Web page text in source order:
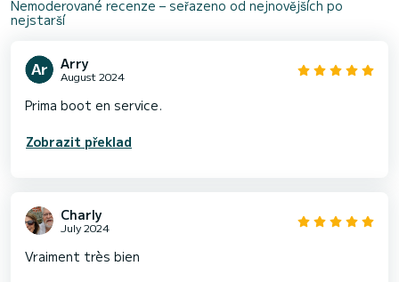
Nemoderované recenze – seřazeno od nejnovějších po
nejstarší
Arry
August 2024
Prima boot en service.
Zobrazit překlad
Charly
July 2024
Vraiment très bien